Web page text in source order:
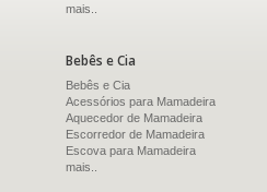
mais..
Bebês e Cia
Bebês e Cia
Acessórios para Mamadeira
Aquecedor de Mamadeira
Escorredor de Mamadeira
Escova para Mamadeira
mais..